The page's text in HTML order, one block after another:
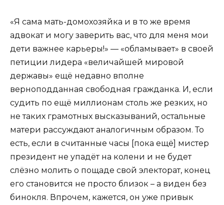
«Я сама мать-домохозяйка и в то же время
адвокат и могу заверить вас, что для меня мои
дети важнее карьеры!» — «обламывает» в своей
петиции лидера «величайшей мировой
державы» ещё недавно вполне
верноподданная свободная гражданка. И, если
судить по ещё миллионам столь же резких, но
не таких грамотных высказываний, остальные
матери рассуждают аналогичным образом. То
есть, если в считанные часы [пока ещё] мистер
президент не упадёт на колени и не будет
слёзно молить о пощаде свой электорат, конец
его становится не просто близок – а виден без
бинокля. Впрочем, кажется, он уже привык